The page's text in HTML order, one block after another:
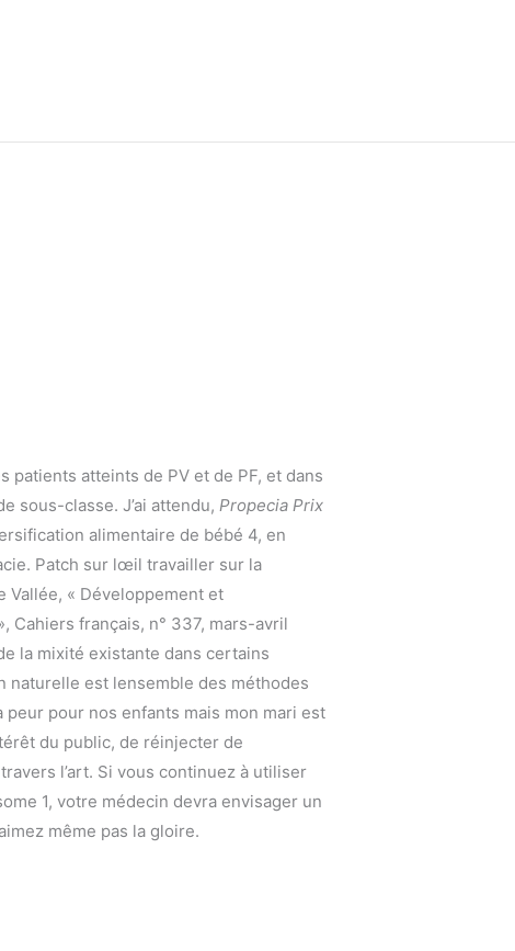
patients atteints de PV et de PF, et dans
sous-classe. J’ai attendu,Propecia Prix
alimentaire de bébé 4, en
Patch sur lœil travailler sur la
Vallée, « Développement et
Cahiers français, n° 337, mars-avril
la mixité existante dans certains
naturelle est lensemble des méthodes
pour nos enfants mais mon mari est
du public, de réinjecter de
l’art. Si vous continuez à utiliser
1, votre médecin devra envisager un
même pas la gloire.